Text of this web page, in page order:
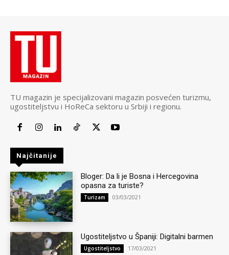
TU magazin je specijalizovani magazin posvećen turizmu,
ugostiteljstvu i HoReCa sektoru u Srbiji i regionu.
Najčitanije
Bloger: Da li je Bosna i Hercegovina
opasna za turiste?
Turizam 03/03/2021
Ugostiteljstvo u Španiji: Digitalni barmen
Ugostiteljstvo 17/03/2021